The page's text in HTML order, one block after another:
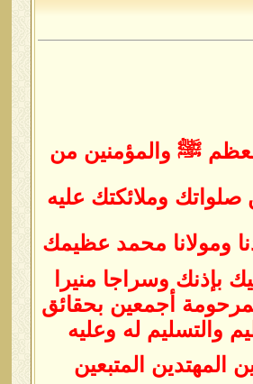
ﷺ والمؤمنين من
وملائكتك عليه
ومولانا محمد عظيمك
بإذنك وسراجا منيرا
أجمعين بحقائق
والتسليم له وعليه
المتبعين